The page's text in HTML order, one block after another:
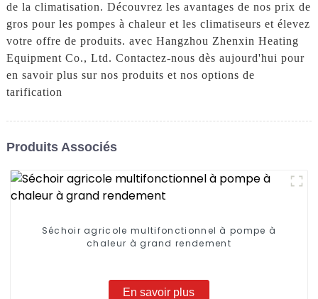
de la climatisation. Découvrez les avantages de nos prix de
gros pour les pompes à chaleur et les climatiseurs et élevez
votre offre de produits. avec Hangzhou Zhenxin Heating
Equipment Co., Ltd. Contactez-nous dès aujourd'hui pour
en savoir plus sur nos produits et nos options de
tarification
Produits Associés
Séchoir agricole multifonctionnel à pompe à
chaleur à grand rendement
En savoir plus